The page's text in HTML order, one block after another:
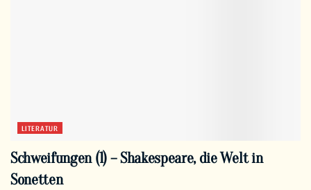
LITERATUR
Schweifungen (1) – Shakespeare, die Welt in
Sonetten